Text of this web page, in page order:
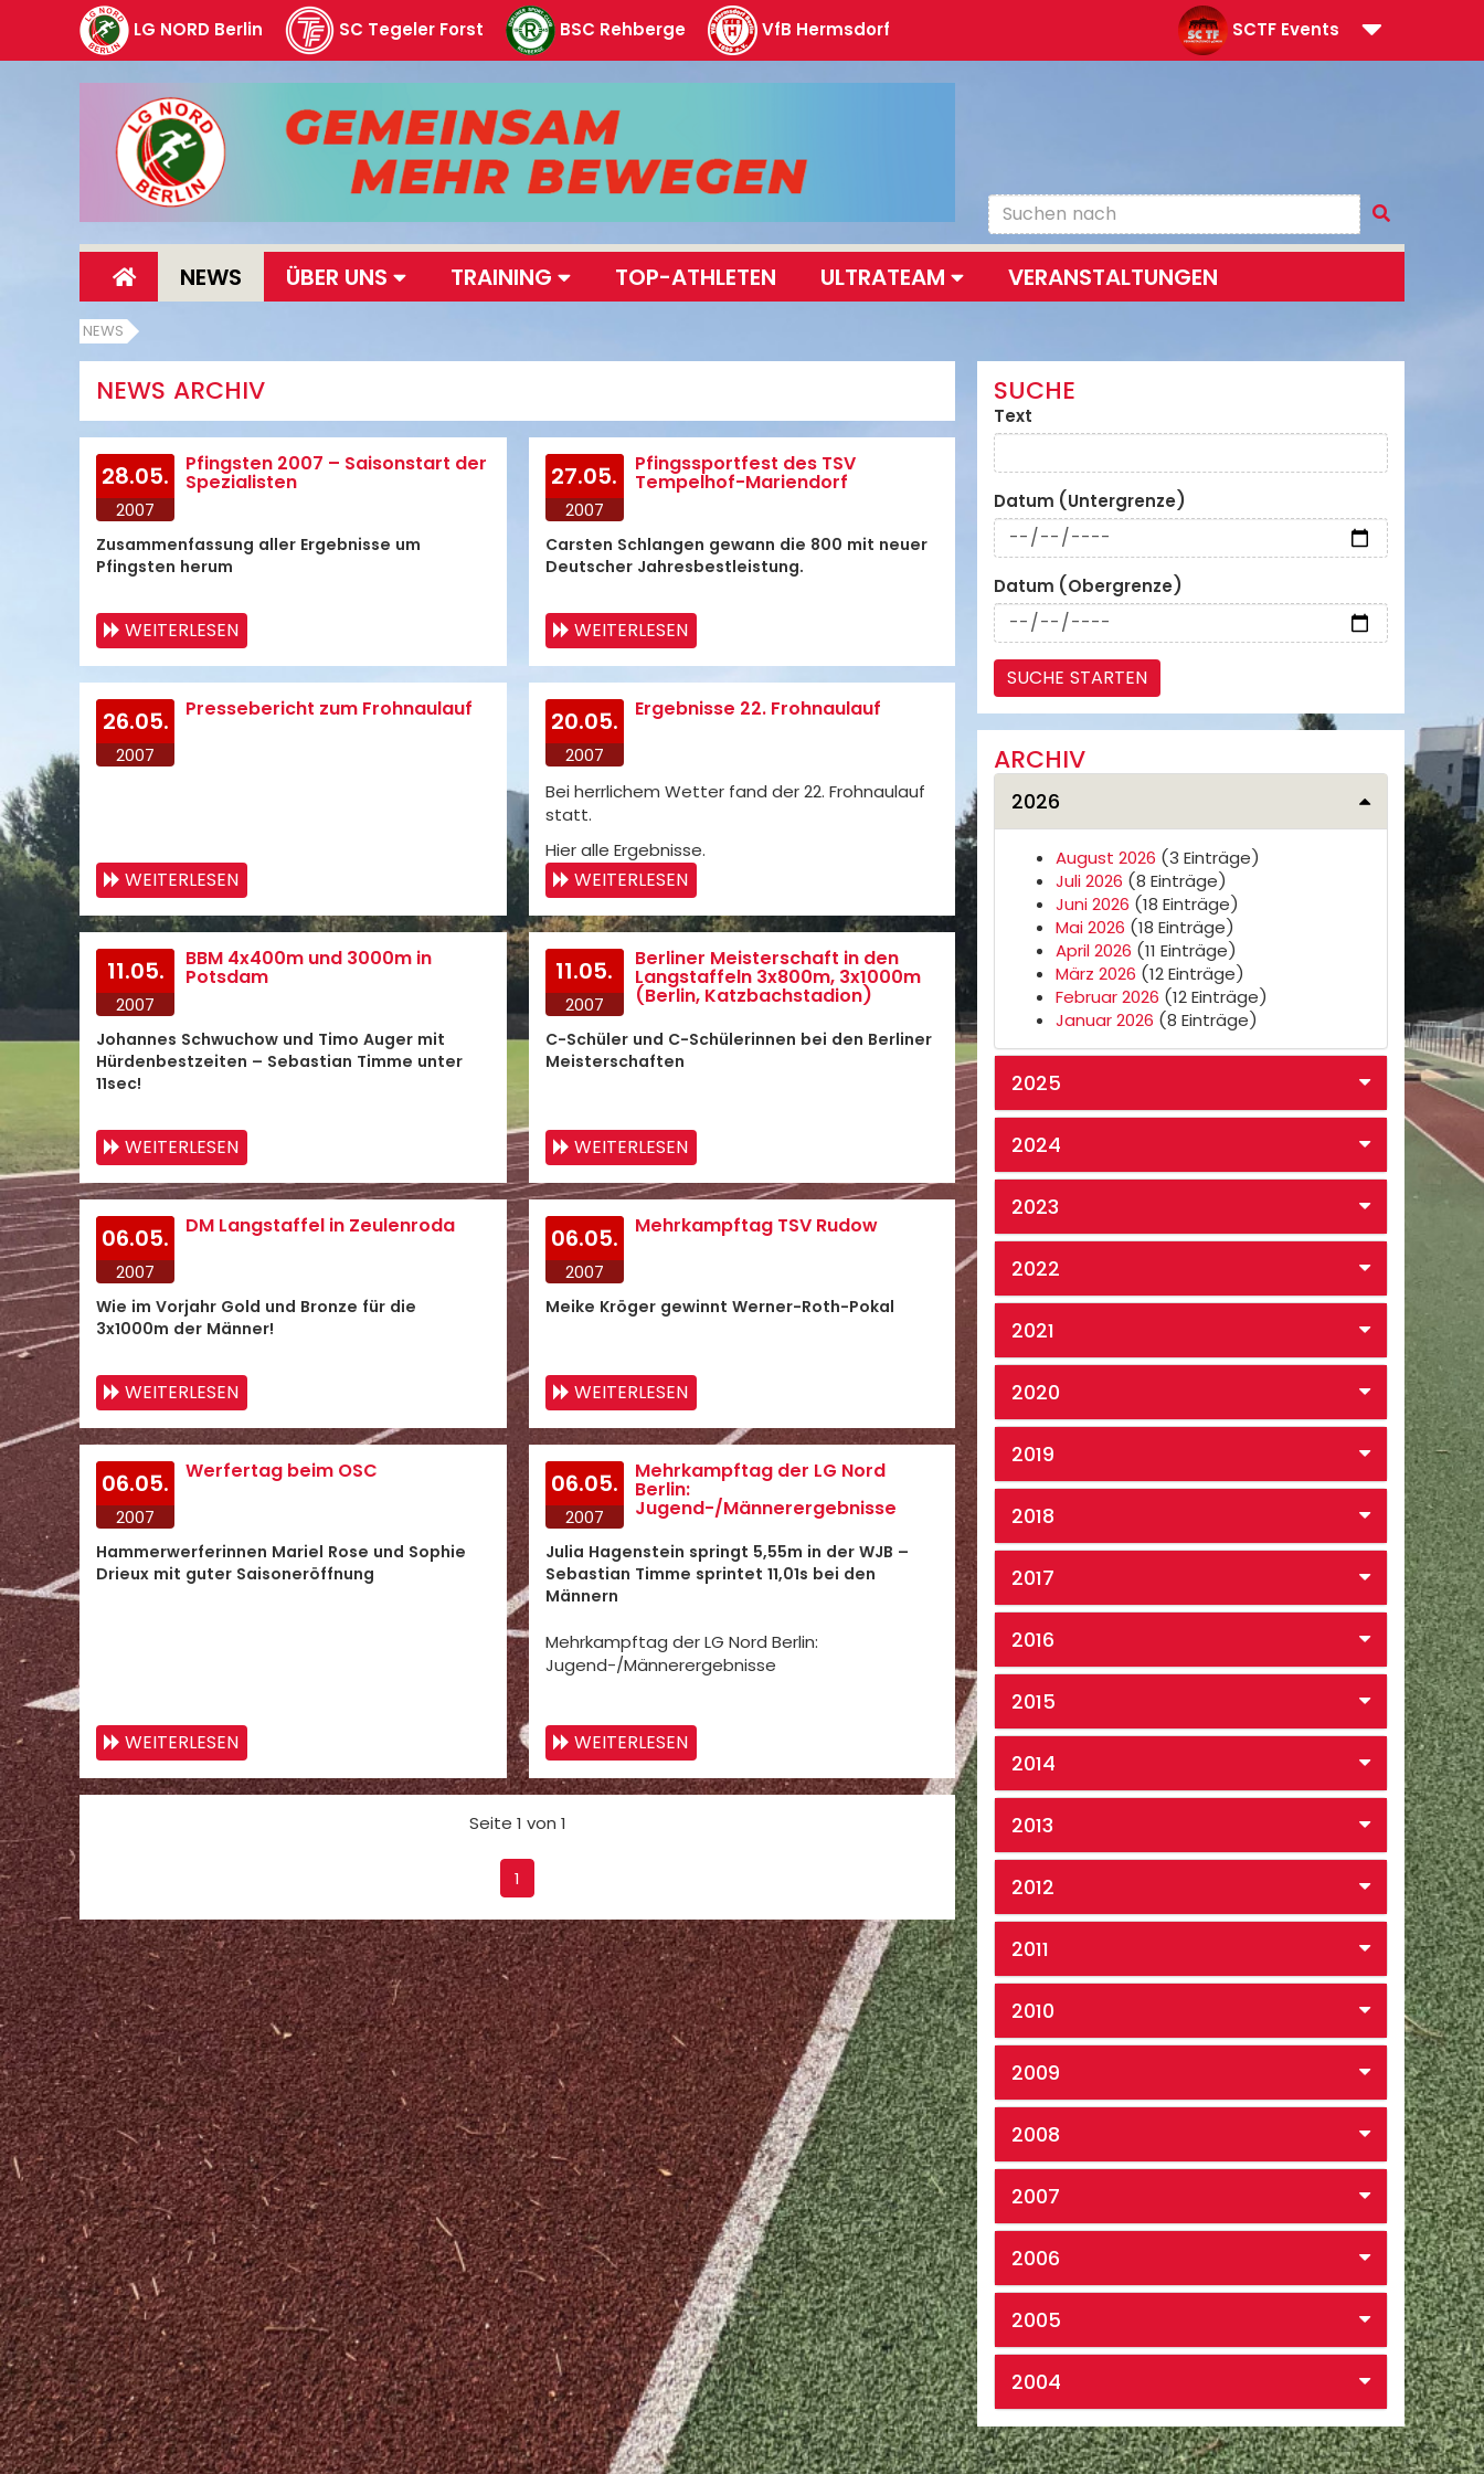
LG NORD Berlin SC Tegeler Forst BSC Rehberge VfB Hermsdorf SCTF Events
NEWS ÜBER UNS TRAINING TOP-ATHLETEN ULTRATEAM VERANSTALTUNGEN
NEWS
NEWS ARCHIV
28.05.
2007
Pfingsten 2007 – Saisonstart der
Spezialisten
Zusammenfassung aller Ergebnisse um
Pfingsten herum
WEITERLESEN
27.05.
2007
Pfingssportfest des TSV
Tempelhof-Mariendorf
Carsten Schlangen gewann die 800 mit neuer
Deutscher Jahresbestleistung.
WEITERLESEN
26.05.
2007
Pressebericht zum Frohnaulauf
WEITERLESEN
20.05.
2007
Ergebnisse 22. Frohnaulauf
Bei herrlichem Wetter fand der 22. Frohnaulauf
statt.
Hier alle Ergebnisse.
WEITERLESEN
11.05.
2007
BBM 4x400m und 3000m in
Potsdam
Johannes Schwuchow und Timo Auger mit
Hürdenbestzeiten – Sebastian Timme unter
11sec!
WEITERLESEN
11.05.
2007
Berliner Meisterschaft in den
Langstaffeln 3x800m, 3x1000m
(Berlin, Katzbachstadion)
C-Schüler und C-Schülerinnen bei den Berliner
Meisterschaften
WEITERLESEN
06.05.
2007
DM Langstaffel in Zeulenroda
Wie im Vorjahr Gold und Bronze für die
3x1000m der Männer!
WEITERLESEN
06.05.
2007
Mehrkampftag TSV Rudow
Meike Kröger gewinnt Werner-Roth-Pokal
WEITERLESEN
06.05.
2007
Werfertag beim OSC
Hammerwerferinnen Mariel Rose und Sophie
Drieux mit guter Saisoneröffnung
WEITERLESEN
06.05.
2007
Mehrkampftag der LG Nord
Berlin:
Jugend-/Männerergebnisse
Julia Hagenstein springt 5,55m in der WJB –
Sebastian Timme sprintet 11,01s bei den
Männern
Mehrkampftag der LG Nord Berlin:
Jugend-/Männerergebnisse
WEITERLESEN
Seite 1 von 1
1
SUCHE
Text
Datum (Untergrenze)
Datum (Obergrenze)
ARCHIV
2026
August 2026 (3 Einträge)
Juli 2026 (8 Einträge)
Juni 2026 (18 Einträge)
Mai 2026 (18 Einträge)
April 2026 (11 Einträge)
März 2026 (12 Einträge)
Februar 2026 (12 Einträge)
Januar 2026 (8 Einträge)
2025
2024
2023
2022
2021
2020
2019
2018
2017
2016
2015
2014
2013
2012
2011
2010
2009
2008
2007
2006
2005
2004